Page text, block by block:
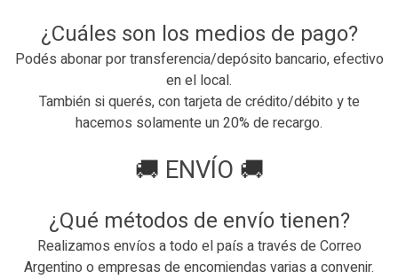
¿Cuáles son los medios de pago?
Podés abonar por transferencia/depósito bancario, efectivo
en el local.
También si querés, con tarjeta de crédito/débito y te
hacemos solamente un 20% de recargo.
🚚 ENVÍO 🚚
¿Qué métodos de envío tienen?
Realizamos envíos a todo el país a través de Correo
Argentino o empresas de encomiendas varias a convenir.